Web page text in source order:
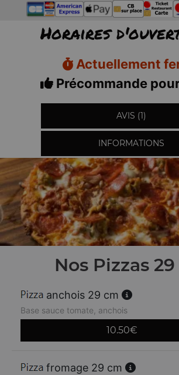
Horaires
Actuellement
Précommande
AVIS (1)
INFORMATIONS
Nos Pizzas
anchois 29 cm
Base sauce tomate, anchois
10.50€
fromage 29 cm